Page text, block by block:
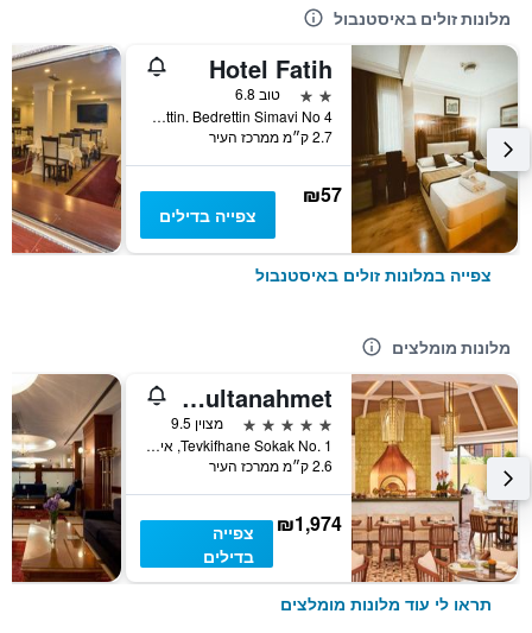
מלונות זולים באיסטנבול
Hotel Fatih
2 כוכבים
טוב 6.8
Aksemsettin. Bedrettin Simavi No 4, איסטנבול, טורקיה
2.7 ק״מ ממרכז העיר
₪57
צפייה בדילים
צפייה במלונות זולים באיסטנבול
מלונות מומלצים
Four Seasons Hotel Istanbul at Sultanahmet
5 כוכבים
מצוין 9.5
Tevkifhane Sokak No. 1, איסטנבול, טורקיה
2.6 ק״מ ממרכז העיר
₪1,974
צפייה
בדילים
תראו לי עוד מלונות מומלצים